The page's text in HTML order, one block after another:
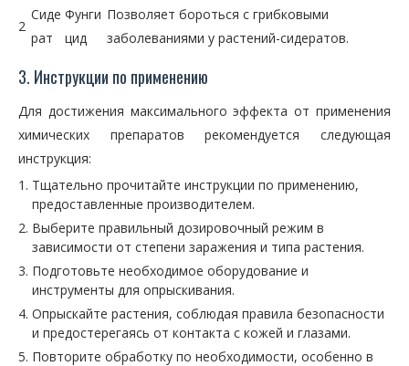
2
Сиде
рат
Фунги
цид
Позволяет бороться с грибковыми
заболеваниями у растений-сидератов.
3. Инструкции по применению
Для достижения максимального эффекта от применения
химических препаратов рекомендуется следующая
инструкция:
Тщательно прочитайте инструкции по применению,
предоставленные производителем.
Выберите правильный дозировочный режим в
зависимости от степени заражения и типа растения.
Подготовьте необходимое оборудование и
инструменты для опрыскивания.
Опрыскайте растения, соблюдая правила безопасности
и предостерегаясь от контакта с кожей и глазами.
Повторите обработку по необходимости, особенно в